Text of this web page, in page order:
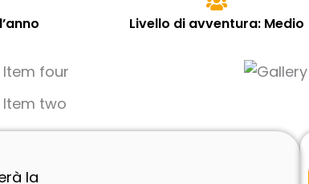
Livello di avventura: Medio
la